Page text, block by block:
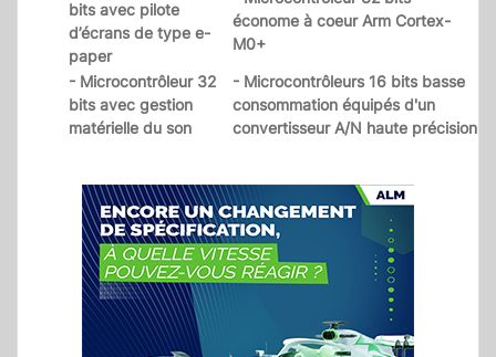
bits avec pilote
d’écrans de type e-
paper
économe à coeur Arm Cortex-
M0+
- Microcontrôleur 32
bits avec gestion
matérielle du son
- Microcontrôleurs 16 bits basse
consommation équipés d'un
convertisseur A/N haute précision